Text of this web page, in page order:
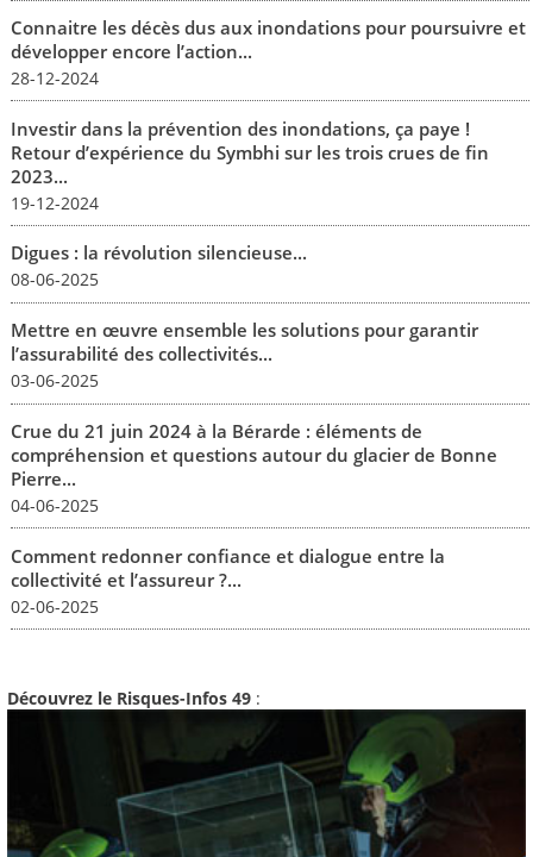
Connaitre les décès dus aux inondations pour poursuivre et
développer encore l’action...
28-12-2024
Investir dans la prévention des inondations, ça paye !
Retour d’expérience du Symbhi sur les trois crues de fin
2023...
19-12-2024
Digues : la révolution silencieuse...
08-06-2025
Mettre en œuvre ensemble les solutions pour garantir
l’assurabilité des collectivités...
03-06-2025
Crue du 21 juin 2024 à la Bérarde : éléments de
compréhension et questions autour du glacier de Bonne
Pierre...
04-06-2025
Comment redonner confiance et dialogue entre la
collectivité et l’assureur ?...
02-06-2025
Découvrez le Risques-Infos 49 :